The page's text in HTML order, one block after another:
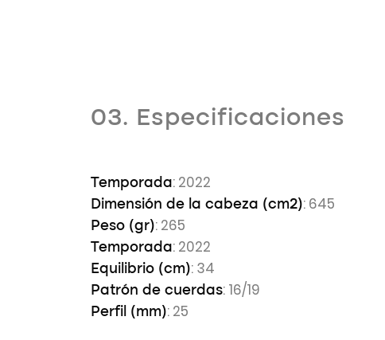
03. Especificaciones
Temporada: 2022
Dimensión de la cabeza (cm2): 645
Peso (gr): 265
Temporada: 2022
Equilibrio (cm): 34
Patrón de cuerdas: 16/19
Perfil (mm): 25